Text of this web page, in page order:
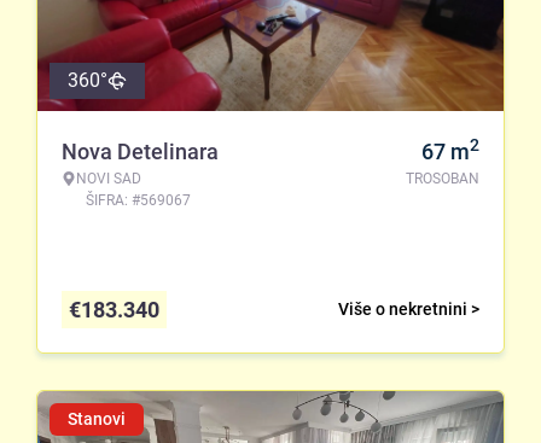
360°
Nova Detelinara
NOVI SAD
ŠIFRA: #569067
67 m2
TROSOBAN
Više o nekretnini >
€183.340
Stanovi